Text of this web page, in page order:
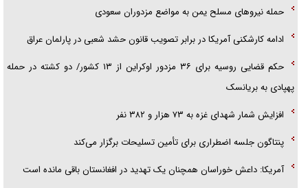
حمله نیرو‌های مسلح یمن به مواضع مزدوران سعودی
ادامه کارشکنی آمریکا در برابر تصویب قانون حشد شعبی در پارلمان عراق
حکم قضایی روسیه برای ۳۶ مزدور اوکراین از ۱۳ کشور/ دو کشته در حمله
پهپادی به بریانسک
افزایش شمار شهدای غزه به ۷۳ هزار و ۳۸۲ نفر
پنتاگون جلسه اضطراری برای تأمین تسلیحات برگزار می‌کند
آمریکا: داعش خوراسان همچنان یک تهدید در افغانستان باقی مانده است